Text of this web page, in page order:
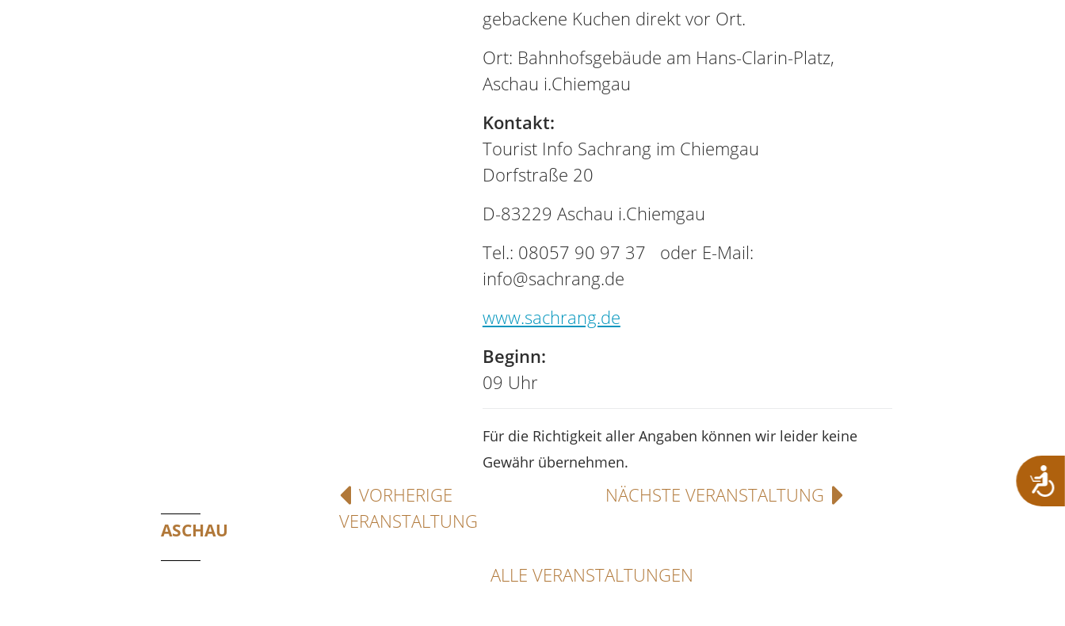
gebackene Kuchen direkt vor Ort.
Ort: Bahnhofsgebäude am Hans-Clarin-Platz,
Aschau i.Chiemgau
Kontakt:
Tourist Info Sachrang im Chiemgau
Dorfstraße 20
D-83229 Aschau i.Chiemgau
Tel.: 08057 90 97 37 oder E-Mail:
info@sachrang.de
www.sachrang.de
Beginn:
09 Uhr
Für die Richtigkeit aller Angaben können wir leider keine
Gewähr übernehmen.
ASCHAU
VORHERIGE
VERANSTALTUNG
NÄCHSTE VERANSTALTUNG
ALLE VERANSTALTUNGEN